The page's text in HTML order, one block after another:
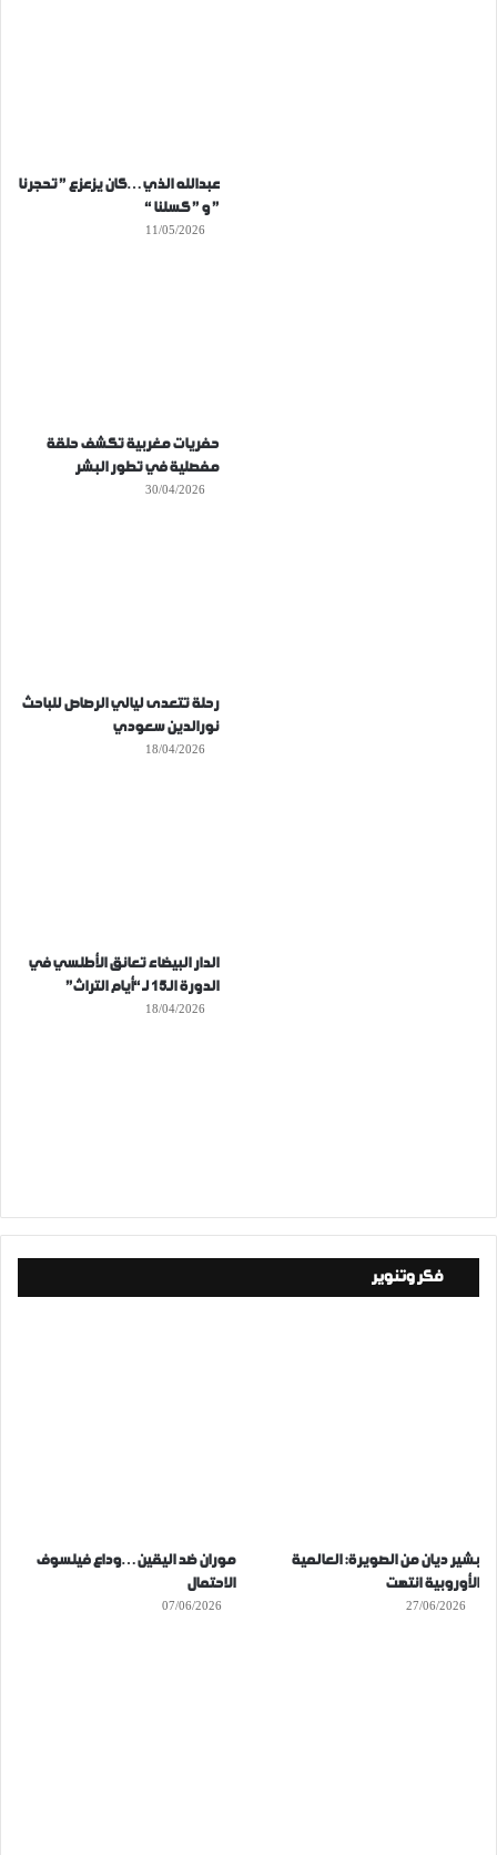
عبدالله الذي…كان يزعزع ” تحجرنا
” و ” كسلنا “
11/05/2026
حفريات مغربية تكشف حلقة
مفصلية في تطور البشر
30/04/2026
رحلة تتعدى ليالي الرصاص للباحث
نورالدين سعودي
18/04/2026
الدار البيضاء تعانق الأطلسي في
الدورة الـ15 لـ “أيام التراث”
18/04/2026
فكر وتنوير
بشير ديان من الصويرة: العالمية
الأوروبية انتهت
27/06/2026
موران ضد اليقين…وداع فيلسوف
الاحتمال
07/06/2026